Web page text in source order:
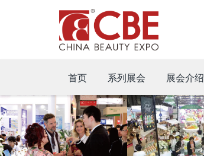
首页 系列展会 展会介绍